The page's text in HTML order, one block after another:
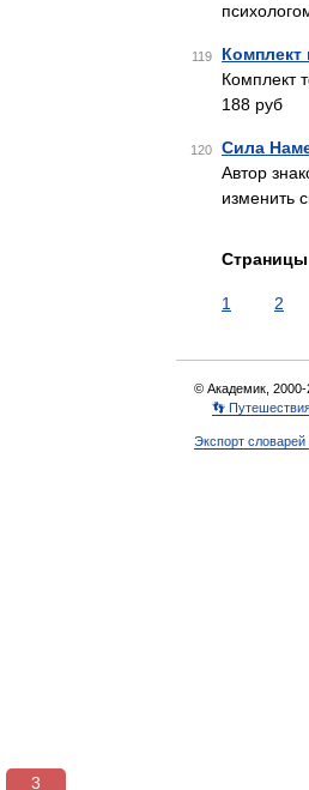
119 Комплект
Комплект
188 руб
120 Сила
Автор
изменить
Страницы
1 2
© Академик, 2000-
👣
Экспорт
3